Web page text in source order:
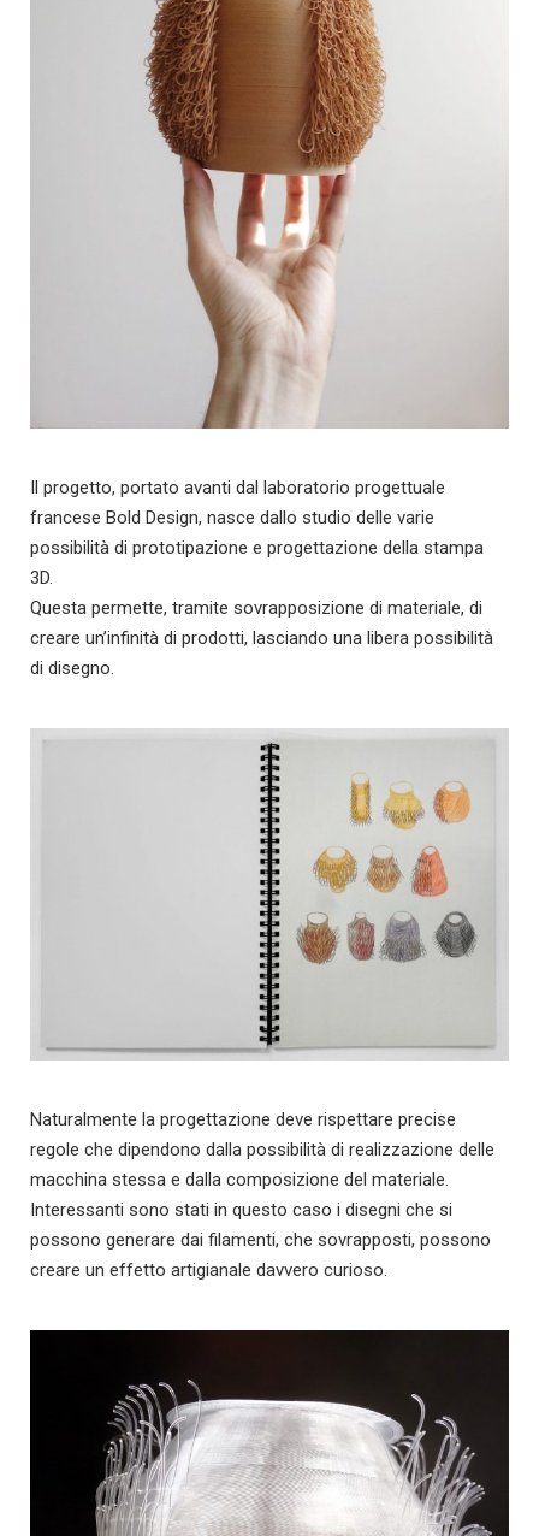
Il progetto, portato avanti dal laboratorio progettuale
francese Bold Design, nasce dallo studio delle varie
possibilità di prototipazione e progettazione della stampa
3D.
Questa permette, tramite sovrapposizione di materiale, di
creare un’infinità di prodotti, lasciando una libera possibilità
di disegno.
Naturalmente la progettazione deve rispettare precise
regole che dipendono dalla possibilità di realizzazione delle
macchina stessa e dalla composizione del materiale.
Interessanti sono stati in questo caso i disegni che si
possono generare dai filamenti, che sovrapposti, possono
creare un effetto artigianale davvero curioso.